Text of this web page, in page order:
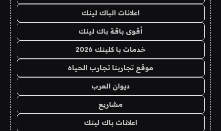
اعلانات الباك لينك
أقوى باقة باك لينك
خدمات با كلينك 2026
موقع تجاربنا تجارب الحياه
ديوان العرب
مشاريع
اعلانات باك لينك